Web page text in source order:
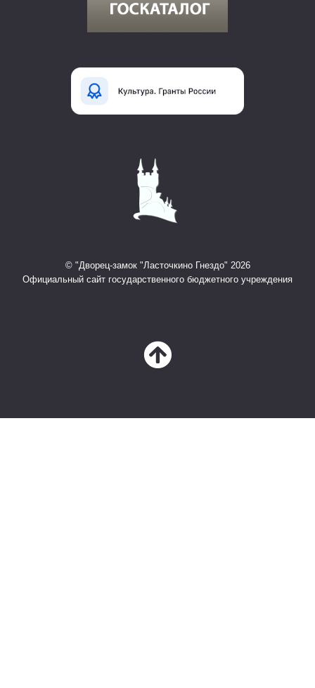
© "Дворец-замок "Ласточкино Гнездо" 2026
Официальный сайт государственного бюджетного учреждения